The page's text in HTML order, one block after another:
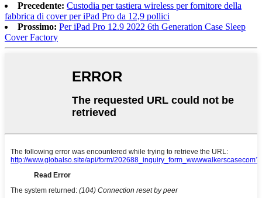
Precedente: Custodia per tastiera wireless per fornitore della
fabbrica di cover per iPad Pro da 12,9 pollici
Prossimo: Per iPad Pro 12.9 2022 6th Generation Case Sleep
Cover Factory